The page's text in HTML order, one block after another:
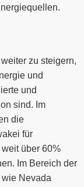
zu steigern,
und
und
sind. Im
die
für
über 60%
Im Bereich der
Nevada